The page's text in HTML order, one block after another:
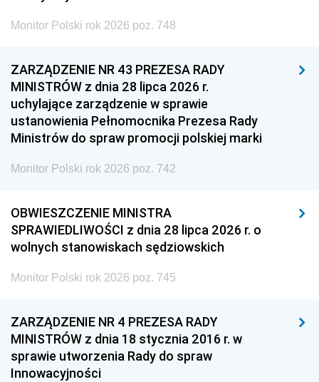
Monitor Polski rok 2026 poz. 748
ZARZĄDZENIE NR 43 PREZESA RADY
MINISTRÓW z dnia 28 lipca 2026 r.
uchylające zarządzenie w sprawie
ustanowienia Pełnomocnika Prezesa Rady
Ministrów do spraw promocji polskiej marki
Monitor Polski rok 2026 poz. 742
OBWIESZCZENIE MINISTRA
SPRAWIEDLIWOŚCI z dnia 28 lipca 2026 r. o
wolnych stanowiskach sędziowskich
Monitor Polski rok 2026 poz. 745
ZARZĄDZENIE NR 4 PREZESA RADY
MINISTRÓW z dnia 18 stycznia 2016 r. w
sprawie utworzenia Rady do spraw
Innowacyjności